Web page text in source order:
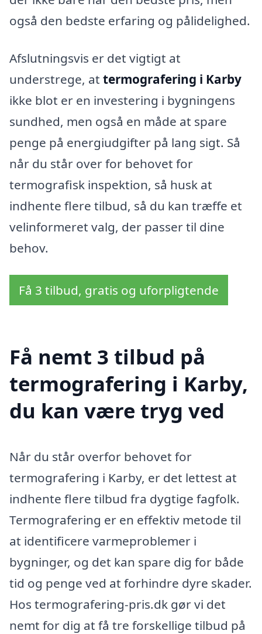
også den bedste erfaring og pålidelighed.
Afslutningsvis er det vigtigt at
understrege, at termografering i Karby
ikke blot er en investering i bygningens
sundhed, men også en måde at spare
penge på energiudgifter på lang sigt. Så
når du står over for behovet for
termografisk inspektion, så husk at
indhente flere tilbud, så du kan træffe et
velinformeret valg, der passer til dine
behov.
Få 3 tilbud, gratis og uforpligtende
Få nemt 3 tilbud på
termografering i Karby,
du kan være tryg ved
Når du står overfor behovet for
termografering i Karby, er det lettest at
indhente flere tilbud fra dygtige fagfolk.
Termografering er en effektiv metode til
at identificere varmeproblemer i
bygninger, og det kan spare dig for både
tid og penge ved at forhindre dyre skader.
Hos termografering-pris.dk gør vi det
nemt for dig at få tre forskellige tilbud på